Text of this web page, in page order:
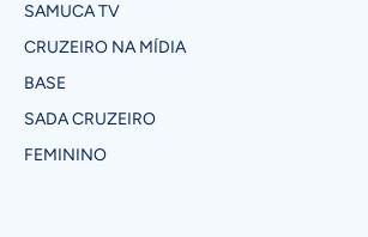
SAMUCA TV
CRUZEIRO NA MÍDIA
BASE
SADA CRUZEIRO
FEMININO